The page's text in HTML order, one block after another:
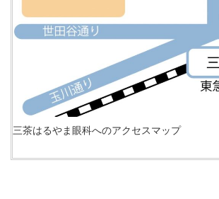
三茶はるやま眼科へのアクセスマップ